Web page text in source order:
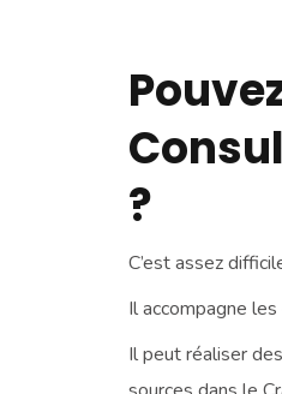
?
C’est assez
Il accompagne
Il peut réaliser